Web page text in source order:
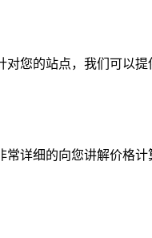
您的站点，我们可以
常详细的向您讲解价格